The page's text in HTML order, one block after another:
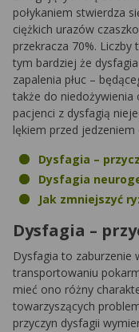
połykaniem stwierdza
ciężkich urazów
przekracza 70%.
tym bardziej że
zapalenia płuc –
także do
pacjenci z dysfagią
lękiem przed jedzeniem
Dysfagia –
Dysfagia
Jak zmniejszyć
Dysfagia –
Dysfagia to zaburzenie
transportowaniu
mieć ono różny
towarzyszących
przyczyn dysfagii